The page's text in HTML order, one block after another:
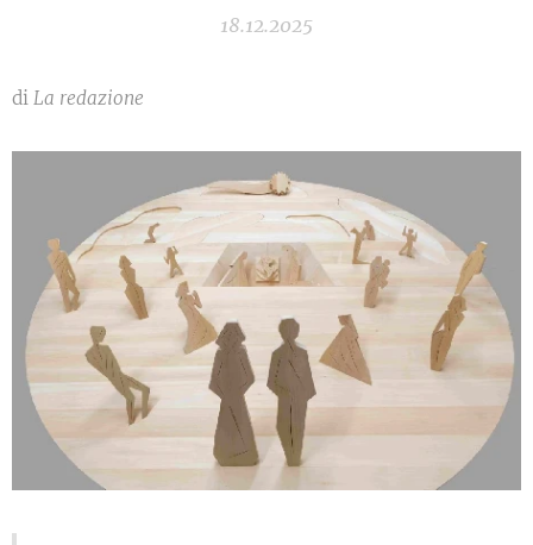
18.12.2025
di La redazione